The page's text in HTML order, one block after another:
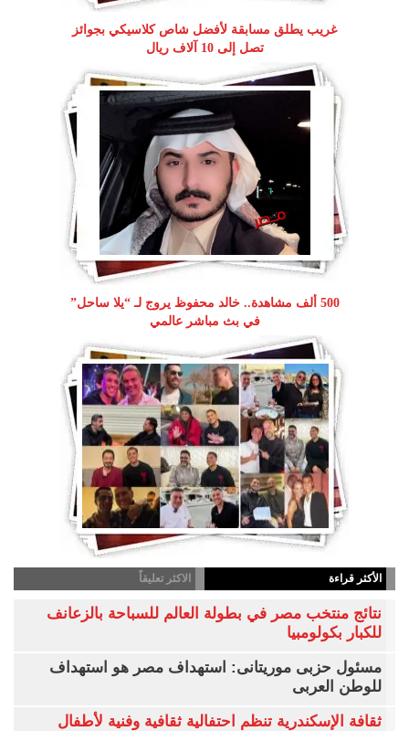
غريب يطلق مسابقة لأفضل شاص كلاسيكي بجوائز
تصل إلى 10 آلاف ريال
500 ألف مشاهدة.. خالد محفوظ يروج لـ “يلا ساحل”
في بث مباشر عالمي
الأكثر قراءة الاكثر تعليقاً
نتائج منتخب مصر في بطولة العالم للسباحة بالزعانف
للكبار بكولومبيا
مسئول حزبى موريتانى: استهداف مصر هو استهداف
للوطن العربى
ثقافة الإسكندرية تنظم احتفالية ثقافية وفنية لأطفال